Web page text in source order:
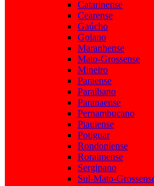
Catarinense
Cearense
Gaúcho
Goiano
Maranhense
Mato-Grossense
Mineiro
Paraense
Paraibano
Paranaense
Pernambucano
Piauiense
Potiguar
Rondoniense
Roraimense
Sergipano
Sul-Mato-